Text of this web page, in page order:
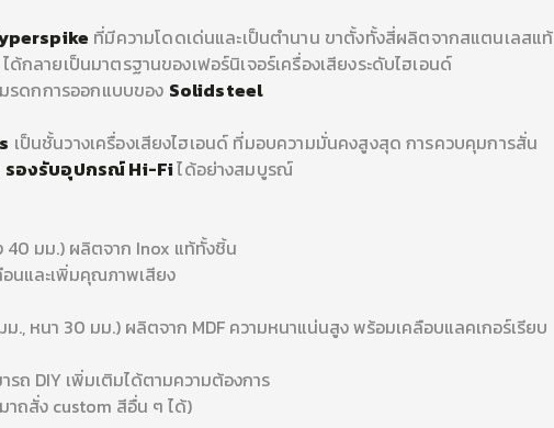
ที่มีความโดดเด่นและเป็นตำนาน ขาตั้งทั้งสี่ผลิตจากสแตนเลสแท้
ลายเป็นมาตรฐานของเฟอร์นิเจอร์เครื่องเสียงระดับไฮเอนด์
ดกการออกแบบของ Solidsteel
เป็นชั้นวางเครื่องเสียงไฮเอนด์ ที่มอบความมั่นคงสูงสุด การควบคุมการสั่น
รองรับอุปกรณ์ Hi-Fiได้อย่างสมบูรณ์
40 มม.) ผลิตจาก Inox แท้ทั้งชิ้น
นและเพิ่มคุณภาพเสียง
., หนา 30 มม.) ผลิตจาก MDF ความหนาแน่นสูง พร้อมเคลือบแลคเกอร์เรียบ
รถ DIY เพิ่มเติมได้ตามความต้องการ
าถสั่ง custom สีอื่น ๆ ได้)